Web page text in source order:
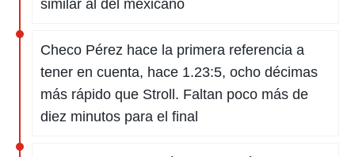
similar al del mexicano
Checo Pérez hace la primera referencia a
tener en cuenta, hace 1.23:5, ocho décimas
más rápido que Stroll. Faltan poco más de
diez minutos para el final